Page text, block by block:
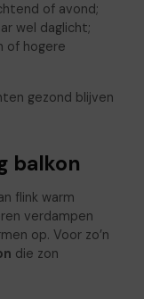
of avond;
wel daglicht;
of hogere
gezond blijven
balkon
flink warm
verdampen
op. Voor zo’n
die zon